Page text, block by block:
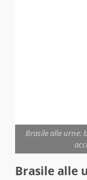
Brasile alle urne:
Brasile alle